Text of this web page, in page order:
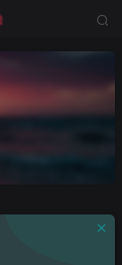
的日常，她的笑容点